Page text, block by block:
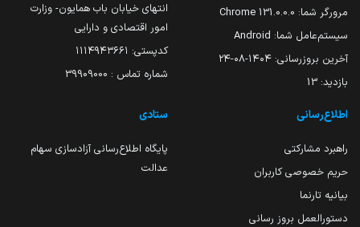
مرورگر شما: 131.0.0.0 Chrome
سیستم‌عامل شما: Android
آخرین بروزرسانی: ۱۴۰۴-۰۸-۲۴
بازدید: 13
انتهای خیابان باب همایون- وزارت
امور اقتصادی و دارایی
کدپستی: ۱۱۱۴۹۴۳۶۶۱
شماره تماس : 39909000
اطلاع‌رسانی
راهبرد مشارکتی
حریم خصوصی کاربران
بیانیه تارنما
دستورالعمل بروز رسانی
ستادی
پایگاه اطلاع‌رسانی آزادسازی سهام
عدالت